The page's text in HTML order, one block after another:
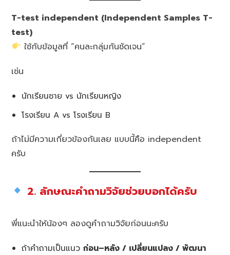
T-test independent (Independent Samples T-
test)
ใช้กับข้อมูลที่ “คนละกลุ่มกันชัดเจน”
เช่น
นักเรียนชาย vs นักเรียนหญิง
โรงเรียน A vs โรงเรียน B
ถ้าไม่มีความเกี่ยวข้องกันเลย แบบนี้คือ independent
ครับ
2. ลักษณะคำถามวิจัยช่วยบอกได้ครับ
พี่แนะนำให้น้องๆ ลองดูคำถามวิจัยก่อนนะครับ
ถ้าคำถามเป็นแนวก่อน–หลัง / เปลี่ยนแปลง / พัฒนา